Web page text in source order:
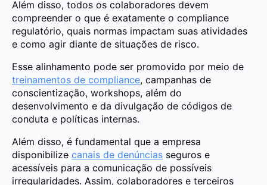
Além disso, todos os colaboradores devem
compreender o que é exatamente o compliance
regulatório, quais normas impactam suas atividades
e como agir diante de situações de risco.
Esse alinhamento pode ser promovido por meio de
treinamentos de compliance, campanhas de
conscientização, workshops, além do
desenvolvimento e da divulgação de códigos de
conduta e políticas internas.
Além disso, é fundamental que a empresa
disponibilize canais de denúncias seguros e
acessíveis para a comunicação de possíveis
irregularidades. Assim, colaboradores e terceiros